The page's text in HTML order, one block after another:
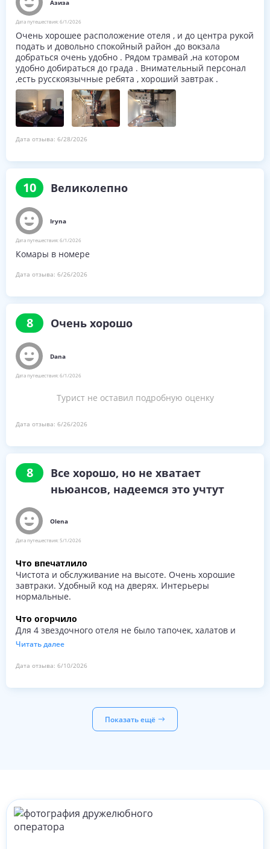
Азиза
Дата путешествия:6/1/2026
Очень хорошее расположение отеля , и до центра рукой
подать и довольно спокойный район ,до вокзала
добраться очень удобно . Рядом трамвай ,на котором
удобно добираться до града . Внимательный персонал
,есть русскоязычные ребята , хороший завтрак .
Дата отзыва: 6/28/2026
10 Великолепно
Iryna
Дата путешествия:6/1/2026
Комары в номере
Дата отзыва: 6/26/2026
8 Очень хорошо
Dana
Дата путешествия:6/1/2026
Турист не оставил подробную оценку
Дата отзыва: 6/26/2026
8
Все хорошо, но не хватает
ньюансов, надеемся это учтут
Olena
Дата путешествия:5/1/2026
Что впечатлило
Чистота и обслуживание на высоте. Очень хорошие
завтраки. Удобный код на дверях. Интерьеры
нормальные.
Что огорчило
Для 4 звездочного отеля не было тапочек, халатов и
косметичнских принадлежностей. Кроме того две
маленькие подушки для двуспальной кровати это
маловато.
Читать далее
Дата отзыва: 6/10/2026
Показать ещё